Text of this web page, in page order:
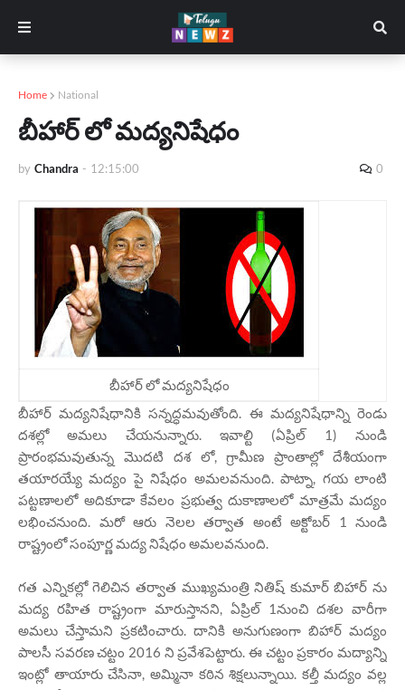
Home National
బీహార్ లో మద్యనిషేధం
by Chandra - 12:15:00 0
బీహార్ లో మద్యనిషేధం
బీహార్ మద్యనిషేధానికి సన్నద్ధమవుతోంది. ఈ మద్యనిషేధాన్ని రెండు
దశల్లో అమలు చేయనున్నారు. ఇవాల్టి (ఏప్రిల్ 1) నుండి
ప్రారంభమవుతున్న మొదటి దశ లో, గ్రామీణ ప్రాంతాల్లో దేశీయంగా
తయారయ్యే మద్యం పై నిషేధం అమలవనుంది. పాట్నా, గయ లాంటి
పట్టణాలలో అదికూడా కేవలం ప్రభుత్వ దుకాణాలలో మాత్రమే మద్యం
లభించనుంది. మరో ఆరు నెలల తర్వాత అంటే అక్టోబర్ 1 నుండి
రాష్ట్రంలో సంపూర్ణ మద్య నిషేధం అమలవనుంది.
గత ఎన్నికల్లో గెలిచిన తర్వాత ముఖ్యమంత్రి నితిష్ కుమార్ బిహార్ ను
మద్య రహిత రాష్ట్రంగా మారుస్తానని, ఏప్రిల్ 1నుంచి దశల వారీగా
అమలు చేస్తామని ప్రకటించారు. దానికి అనుగుణంగా బిహార్ మద్యం
పాలసీ సవరణ చట్టం 2016 ని ప్రవేశపెట్టారు. ఈ చట్టం ప్రకారం మద్యాన్ని
ఇంట్లో తాయారు చేసినా, అమ్మినా కఠిన శిక్షలున్నాయి. కల్తీ మద్యం వల్ల